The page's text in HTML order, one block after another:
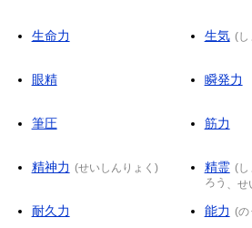
生命力 生気 (し
眼精 瞬発力
筆圧 筋力
精神力 (せいしんりょく ) 精霊 (し
ろう 、 せ
耐久力 能力 (の